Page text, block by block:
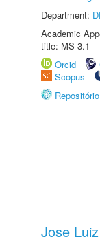
Department:
Academic
title: MS-3.1
Orcid
Scopus
Jose